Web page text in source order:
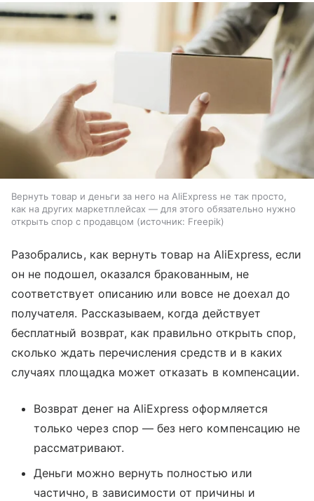
Вернуть товар и деньги за него на AliExpress не так просто,
как на других маркетплейсах — для этого обязательно нужно
открыть спор с продавцом
источник: Freepik
Разобрались, как вернуть товар на AliExpress, если
он не подошел, оказался бракованным, не
соответствует описанию или вовсе не доехал до
получателя. Рассказываем, когда действует
бесплатный возврат, как правильно открыть спор,
сколько ждать перечисления средств и в каких
случаях площадка может отказать в компенсации.
Возврат денег на AliExpress оформляется
только через спор — без него компенсацию не
рассматривают.
Деньги можно вернуть полностью или
частично, в зависимости от причины и